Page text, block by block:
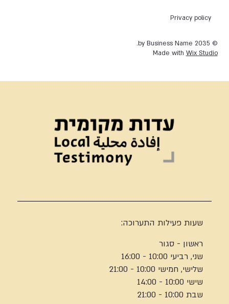
Privacy policy
© 2035 by Business Name.
Made with Wix Studio
שעות פעילות התערוכה:
ראשון - סגור
שני, רביעי 10:00 - 16:00
שלישי, חמישי 10:00 - 21:00
שישי 10:00 - 14:00
שבת 10:00 - 21:00